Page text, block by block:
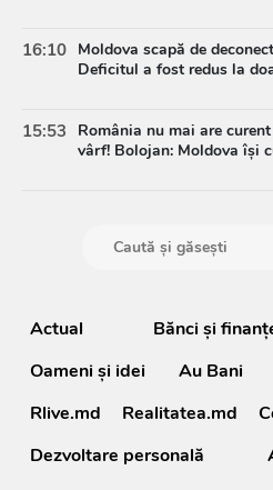
16:10 Moldova scapă de
Deficitul a fost redus la
15:53
România nu mai are
vârf! Bolojan: Moldova își
Actual Bănci şi
Oameni şi idei
Au Bani
Rlive.md
Realitatea.md
Dezvoltare personală